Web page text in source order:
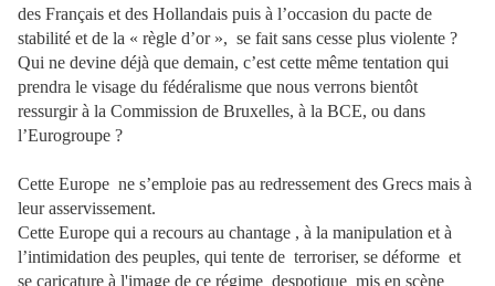
des Français et des Hollandais puis à l’occasion du pacte de
stabilité et de la « règle d’or », se fait sans cesse plus violente ?
Qui ne devine déjà que demain, c’est cette même tentation qui
prendra le visage du fédéralisme que nous verrons bientôt
ressurgir à la Commission de Bruxelles, à la BCE, ou dans
l’Eurogroupe ?
Cette Europe ne s’emploie pas au redressement des Grecs mais à
leur asservissement.
Cette Europe qui a recours au chantage , à la manipulation et à
l’intimidation des peuples, qui tente de terroriser, se déforme et
se caricature à l'image de ce régime despotique mis en scène